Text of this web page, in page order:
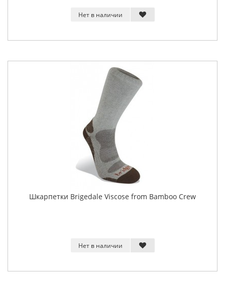
Нет в наличии
Шкарпетки Brigedale Viscose from Bamboo Crew
Нет в наличии